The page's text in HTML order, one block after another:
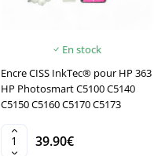
En stock
Encre CISS InkTec® pour HP 363
HP Photosmart C5100 C5140
C5150 C5160 C5170 C5173
39.90€